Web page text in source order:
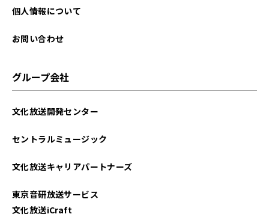
個人情報について
お問い合わせ
グループ会社
文化放送開発センター
セントラルミュージック
文化放送キャリアパートナーズ
東京音研放送サービス
文化放送iCraft